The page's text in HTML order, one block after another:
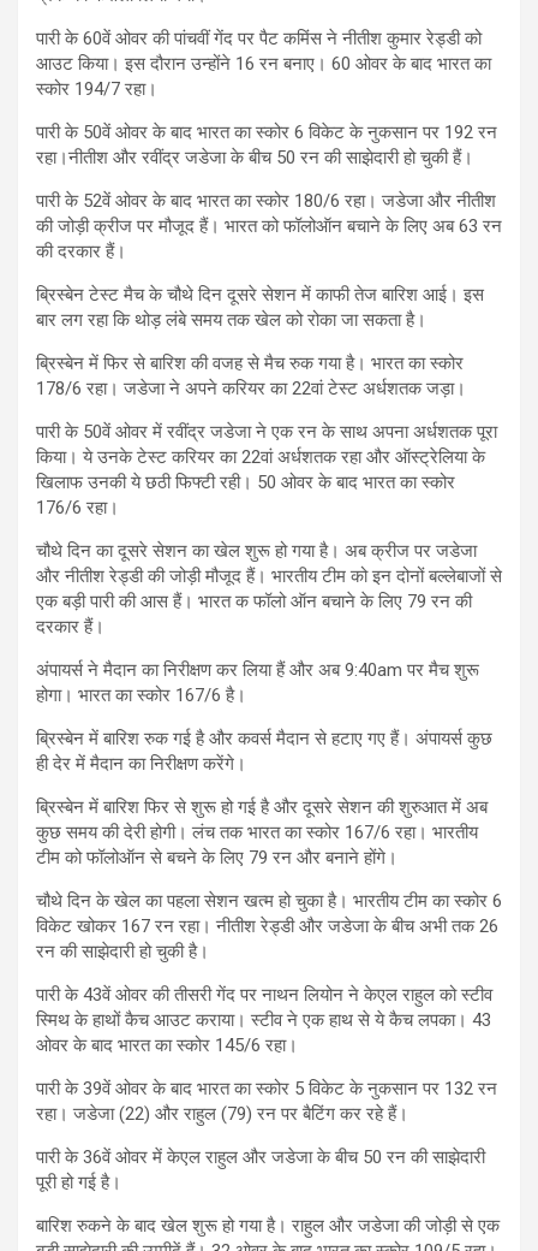
पारी के 60वें ओवर की पांचवीं गेंद पर पैट कमिंस ने नीतीश कुमार रेड्डी को
आउट किया। इस दौरान उन्होंने 16 रन बनाए। 60 ओवर के बाद भारत का
स्कोर 194/7 रहा।
पारी के 50वें ओवर के बाद भारत का स्कोर 6 विकेट के नुकसान पर 192 रन
रहा।नीतीश और रवींद्र जडेजा के बीच 50 रन की साझेदारी हो चुकी हैं।
पारी के 52वें ओवर के बाद भारत का स्कोर 180/6 रहा। जडेजा और नीतीश
की जोड़ी क्रीज पर मौजूद हैं। भारत को फॉलोऑन बचाने के लिए अब 63 रन
की दरकार हैं।
ब्रिस्बेन टेस्ट मैच के चौथे दिन दूसरे सेशन में काफी तेज बारिश आई। इस
बार लग रहा कि थोड़ लंबे समय तक खेल को रोका जा सकता है।
ब्रिस्बेन में फिर से बारिश की वजह से मैच रुक गया है। भारत का स्कोर
178/6 रहा। जडेजा ने अपने करियर का 22वां टेस्ट अर्धशतक जड़ा।
पारी के 50वें ओवर में रवींद्र जडेजा ने एक रन के साथ अपना अर्धशतक पूरा
किया। ये उनके टेस्ट करियर का 22वां अर्धशतक रहा और ऑस्ट्रेलिया के
खिलाफ उनकी ये छठी फिफ्टी रही। 50 ओवर के बाद भारत का स्कोर
176/6 रहा।
चौथे दिन का दूसरे सेशन का खेल शुरू हो गया है। अब क्रीज पर जडेजा
और नीतीश रेड्डी की जोड़ी मौजूद हैं। भारतीय टीम को इन दोनों बल्लेबाजों से
एक बड़ी पारी की आस हैं। भारत क फॉलो ऑन बचाने के लिए 79 रन की
दरकार हैं।
अंपायर्स ने मैदान का निरीक्षण कर लिया हैं और अब 9:40am पर मैच शुरू
होगा। भारत का स्कोर 167/6 है।
ब्रिस्बेन में बारिश रुक गई है और कवर्स मैदान से हटाए गए हैं। अंपायर्स कुछ
ही देर में मैदान का निरीक्षण करेंगे।
ब्रिस्बेन में बारिश फिर से शुरू हो गई है और दूसरे सेशन की शुरुआत में अब
कुछ समय की देरी होगी। लंच तक भारत का स्कोर 167/6 रहा। भारतीय
टीम को फॉलोऑन से बचने के लिए 79 रन और बनाने होंगे।
चौथे दिन के खेल का पहला सेशन खत्म हो चुका है। भारतीय टीम का स्कोर 6
विकेट खोकर 167 रन रहा। नीतीश रेड्डी और जडेजा के बीच अभी तक 26
रन की साझेदारी हो चुकी है।
पारी के 43वें ओवर की तीसरी गेंद पर नाथन लियोन ने केएल राहुल को स्टीव
स्मिथ के हाथों कैच आउट कराया। स्टीव ने एक हाथ से ये कैच लपका। 43
ओवर के बाद भारत का स्कोर 145/6 रहा।
पारी के 39वें ओवर के बाद भारत का स्कोर 5 विकेट के नुकसान पर 132 रन
रहा। जडेजा (22) और राहुल (79) रन पर बैटिंग कर रहे हैं।
पारी के 36वें ओवर में केएल राहुल और जडेजा के बीच 50 रन की साझेदारी
पूरी हो गई है।
बारिश रुकने के बाद खेल शुरू हो गया है। राहुल और जडेजा की जोड़ी से एक